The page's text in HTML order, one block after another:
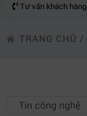
Tư vấn khách hàng
TRANG CHỦ /
Tin công nghệ